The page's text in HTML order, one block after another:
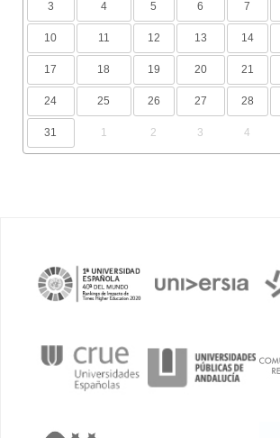
3 4 5 6 7
10 11 12 13 14
17 18 19 20 21
24 25 26 27 28
31 1 2 3 4